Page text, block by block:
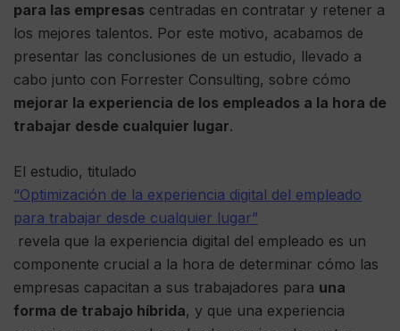
para las empresas centradas en contratar y retener a
los mejores talentos. Por este motivo, acabamos de
presentar las conclusiones de un estudio, llevado a
cabo junto con Forrester Consulting, sobre cómo
mejorar la experiencia de los empleados a la hora de
trabajar desde cualquier lugar.
El estudio, titulado
“Optimización de la experiencia digital del empleado
para trabajar desde cualquier lugar”
revela que la experiencia digital del empleado es un
componente crucial a la hora de determinar cómo las
empresas capacitan a sus trabajadores para una
forma de trabajo híbrida, y que una experiencia